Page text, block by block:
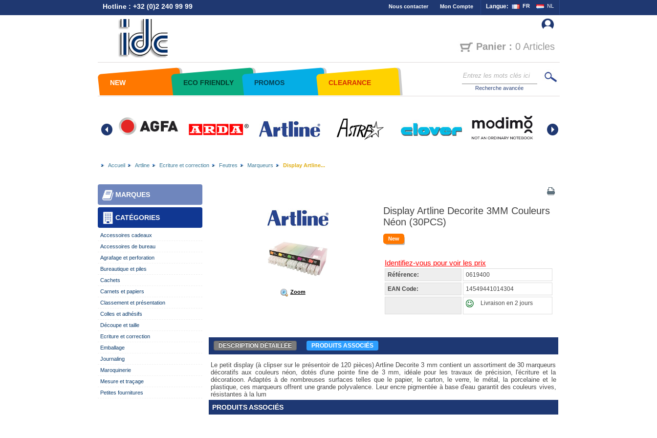
Hotline : +32 (0)2 240 99 99 Langue: FR NL
Nous contacter Mon Compte
Panier : 0 Articles
NEW ECO FRIENDLY PROMOS CLEARANCE
Recherche avancée
Accueil Artline Ecriture et correction Feutres Marqueurs Display Artline...
CATÉGORIES
MARQUES
Accessoires cadeaux
Accessoires de bureau
Agrafage et perforation
Bureautique et piles
Cachets
Carnets et papiers
Classement et présentation
Colles et adhésifs
Découpe et taille
Ecriture et correction
Emballage
Journaling
Maroquinerie
Mesure et traçage
Petites fournitures
Zoom
Display Artline Decorite 3MM Couleurs
Néon (30PCS)
New
Identifiez-vous pour voir les prix
Référence: 0619400
EAN Code: 14549441014304
Livraison en 2 jours
DESCRIPTION DÉTAILLÉE PRODUITS ASSOCIÉS
Le petit display (à clipser sur le présentoir de 120 pièces) Artline Decorite 3 mm contient un assortiment de 30 marqueurs
décoratifs aux couleurs néon, dotés d'une pointe fine de 3 mm, idéale pour les travaux de précision, l'écriture et la
décoratioon. Adaptés à de nombreuses surfaces telles que le papier, le carton, le verre, le métal, la porcelaine et le
plastique, ces marqueurs offrent une grande polyvalence. Leur encre pigmentée à base d'eau garantit des couleurs vives,
résistantes à la lum
PRODUITS ASSOCIÉS